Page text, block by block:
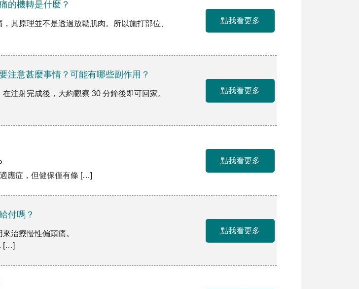
的機轉是什麼？
其原理並不是透過放鬆肌肉。所以施打部位、
點我看更多
注意甚麼事情？可能有哪些副作用？
注射完成後，大約觀察 30 分鐘後即可回家。
點我看更多
應症，但健保僅有條 […]
點我看更多
付嗎？
治療慢性偏頭痛。
但健保僅有條件給付在難治型慢性偏頭痛。 B. […]
點我看更多